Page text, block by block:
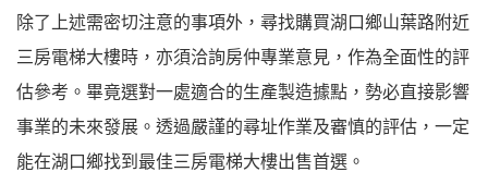
除了上述需密切注意的事項外，尋找購買湖口鄉山葉路附近
三房電梯大樓時，亦須洽詢房仲專業意見，作為全面性的評
估參考。畢竟選對一處適合的生產製造據點，勢必直接影響
事業的未來發展。透過嚴謹的尋址作業及審慎的評估，一定
能在湖口鄉找到最佳三房電梯大樓出售首選。